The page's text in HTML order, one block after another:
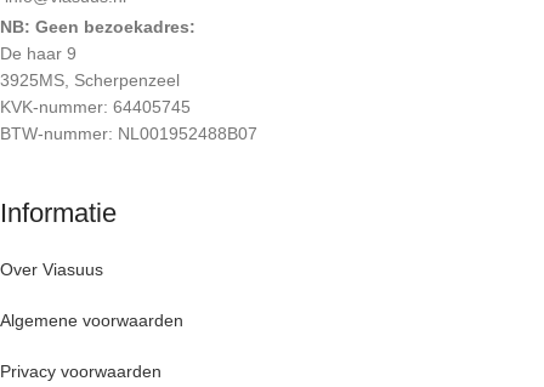
NB: Geen bezoekadres:
De haar 9
3925MS, Scherpenzeel
KVK-nummer: 64405745
BTW-nummer: NL001952488B07
Informatie
Over Viasuus
Algemene voorwaarden
Privacy voorwaarden